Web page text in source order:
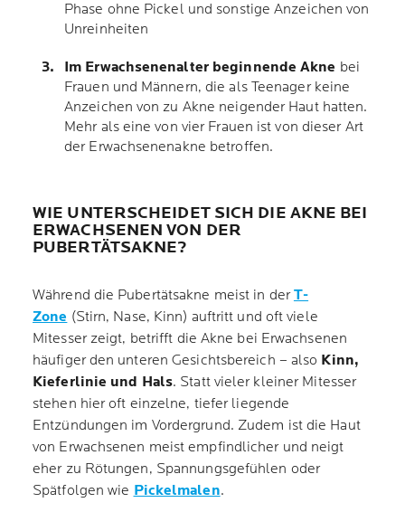
Phase ohne Pickel und sonstige Anzeichen von
Unreinheiten
Im Erwachsenenalter beginnende Akne bei
Frauen und Männern, die als Teenager keine
Anzeichen von zu Akne neigender Haut hatten.
Mehr als eine von vier Frauen ist von dieser Art
der Erwachsenenakne betroffen.
WIE UNTERSCHEIDET SICH DIE AKNE BEI
ERWACHSENEN VON DER
PUBERTÄTSAKNE?
Während die Pubertätsakne meist in derT-
Zone (Stirn, Nase, Kinn) auftritt und oft viele
Mitesser zeigt, betrifft die Akne bei Erwachsenen
häufiger den unteren Gesichtsbereich – also Kinn,
Kieferlinie und Hals. Statt vieler kleiner Mitesser
stehen hier oft einzelne, tiefer liegende
Entzündungen im Vordergrund. Zudem ist die Haut
von Erwachsenen meist empfindlicher und neigt
eher zu Rötungen, Spannungsgefühlen oder
Spätfolgen wie Pickelmalen.